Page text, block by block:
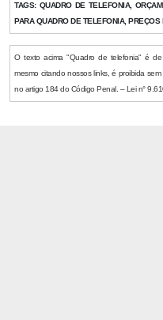
TAGS:QUADRO DE TELEFONIA,
PARA QUADRO DE TELEFONIA, PREÇOS
O texto acima "Quadro de telefonia" é de
mesmo citando nossos links, é proibida
no artigo 184 do Código Penal. – Lei n°